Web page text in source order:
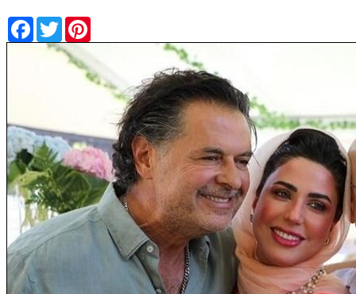
Facebook
Twitter